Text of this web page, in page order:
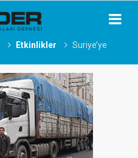
Etkinlikler
Suriye’ye